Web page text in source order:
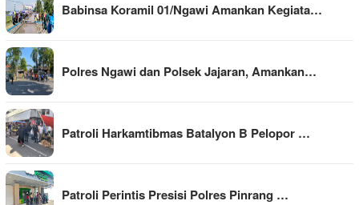
Babinsa Koramil 01/Ngawi Amankan Kegiata…
Polres Ngawi dan Polsek Jajaran, Amankan…
Patroli Harkamtibmas Batalyon B Pelopor …
Patroli Perintis Presisi Polres Pinrang …